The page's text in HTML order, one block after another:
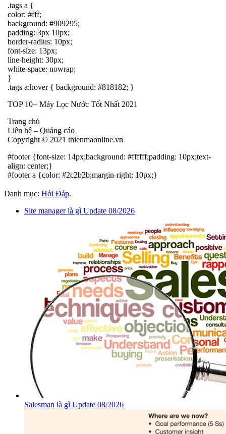
.tags a {
color: #fff;
background: #909295;
padding: 3px 10px;
border-radius: 10px;
font-size: 13px;
line-height: 30px;
white-space: nowrap;
}
.tags a:hover { background: #818182; }
TOP 10+ Máy Lọc Nước Tốt Nhất 2021
Trang chủ
Liên hệ – Quảng cáo
Copyright © 2021 thienmaonline.vn
#footer {font-size: 14px;background: #ffffff;padding: 10px;text-
align: center;}
#footer a {color: #2c2b2b;margin-right: 10px;}
Danh mục: Hỏi Đáp.
Site manager là gì Update 08/2026
Salesman là gì Update 08/2026